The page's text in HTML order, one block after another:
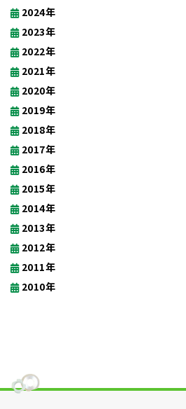
2024年
2023年
2022年
2021年
2020年
2019年
2018年
2017年
2016年
2015年
2014年
2013年
2012年
2011年
2010年